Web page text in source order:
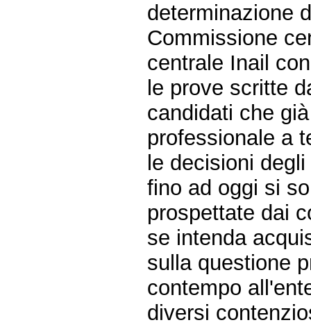
determinazione
Commissione
centrale Inail
le prove scritte
candidati che
professionale a
le decisioni
fino ad oggi si
prospettate dai
se intenda
sulla questione
contempo
diversi